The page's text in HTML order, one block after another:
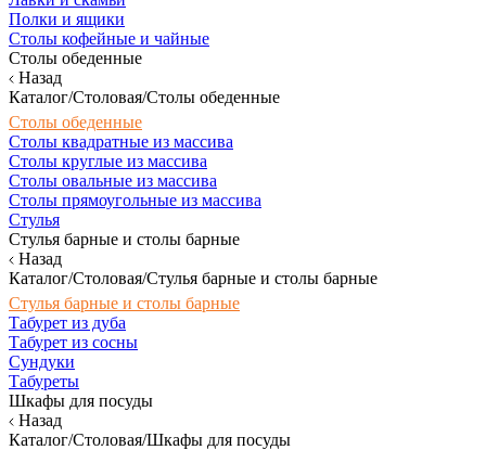
Полки и ящики
Столы кофейные и чайные
Столы обеденные
Назад
Каталог/Столовая/Столы обеденные
Столы обеденные
Столы квадратные из массива
Столы круглые из массива
Столы овальные из массива
Столы прямоугольные из массива
Стулья
Стулья барные и столы барные
Назад
Каталог/Столовая/Стулья барные и столы барные
Стулья барные и столы барные
Табурет из дуба
Табурет из сосны
Сундуки
Табуреты
Шкафы для посуды
Назад
Каталог/Столовая/Шкафы для посуды